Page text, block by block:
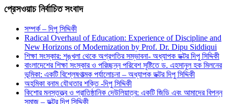
প্রেসওয়াচ নির্বাচিত সংবাদ
সম্পর্ক – দিপু সিদ্দিকী
Radical Overhaul of Education: Experience of Discipline and
New Horizons of Modernization by Prof. Dr. Dipu Siddiqui
শিক্ষা সংস্কার: শৃঙ্খলা থেকে অগ্রগতির সম্ভাবনা- অধ্যাপক ডক্টর দিপু সিদ্দিকী
বাংলাদেশের শিক্ষা সংস্কার ও পরিচ্ছন্ন পরিবেশ সৃষ্টিতে ড. এহসানুল হক মিলনের
ভূমিকা: একটি বিশ্লেষণাত্মক পর্যালোচনা – অধ্যাপক ডক্টর দিপু সিদ্দিকী
অহমিকা বনাম যৌথতার শক্তি -দিপু সিদ্দিকী
কিশোর মনস্তত্ত্ব ও প্রাতিষ্ঠানিক দেউলিয়াত্ব: একটি জিডি এবং আমাদের বিপন্ন
সমাজ – ডক্টর দিপু সিদ্দিকী